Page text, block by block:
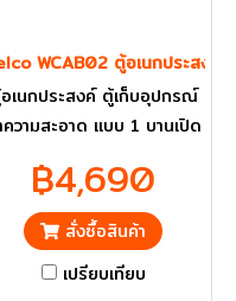
มือจับสวอน
WCAB02 ตู้อเนกประสงค์
เนกประสงค์ ตู้เก็บอุปกรณ์
ความสะอาด แบบ 1 บานเปิด
ปริมณฑลส่งฟรี
฿4,690
สั่งซื้อสินค้า
เปรียบเทียบ